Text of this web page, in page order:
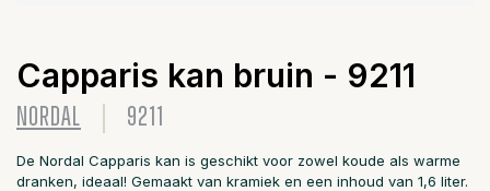
Capparis kan bruin - 9211
NORDAL 9211
De Nordal Capparis kan is geschikt voor zowel koude als warme
dranken, ideaal! Gemaakt van kramiek en een inhoud van 1,6 liter.